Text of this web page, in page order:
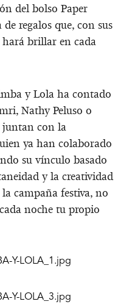
del bolso Paper
regalos que, con sus
brillar en cada
y Lola ha contado
Nathy Peluso o
juntan con la
ya han colaborado
su vínculo basado
y la creatividad
campaña festiva, no
noche tu propio